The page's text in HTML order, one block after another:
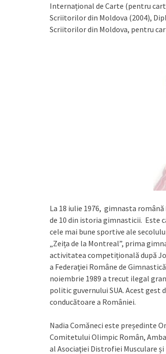
Internațional de Carte (pentru
Scriitorilor din Moldova (2004),
Scriitorilor din Moldova, pentru
La 18 iulie 1976, gimnasta română
de 10 din istoria gimnasticii. Este
cele mai bune sportive ale
„Zeița de la Montreal”, prima
activitatea competițională după
a Federaţiei Române de
noiembrie 1989 a trecut ilegal
politic guvernului SUA. Acest
conducătoare a României.
Nadia Comăneci este președinte
Comitetului Olimpic Român,
al Asociaţiei Distrofiei Musculare